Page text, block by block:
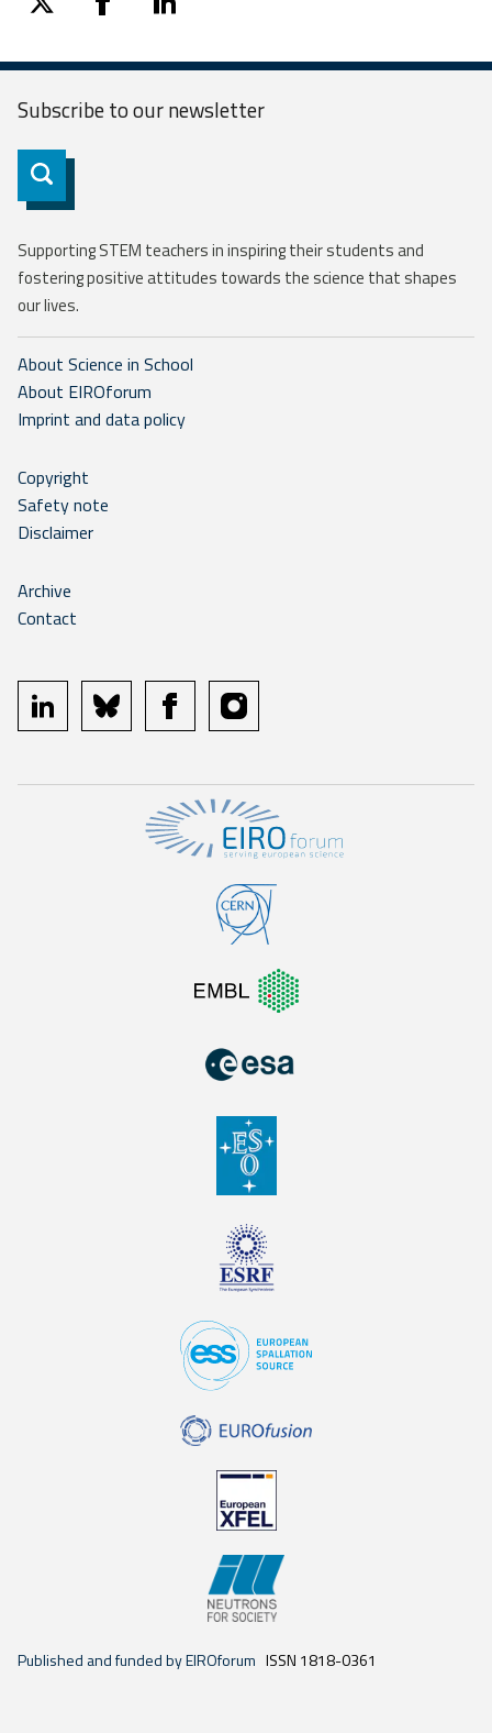
twitter facebooklinkedin
Subscribe to ournewsletter
Subscribe
Supporting STEM teachers in inspiring their students and
fostering positive attitudes towards the science that shapes
our lives.
About Science in School
About EIROforum
Imprint and data policy
Copyright
Safety note
Disclaimer
Archive
Contact
linkedin bluesky facebookinstagram
Published and funded by EIROforum ISSN 1818-0361